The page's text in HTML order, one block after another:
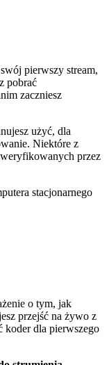
pierwszy stream,
pobrać
zaczniesz
użyć, dla
Niektóre z
przez
stacjonarnego
o tym, jak
przejść na żywo z
koder dla pierwszego